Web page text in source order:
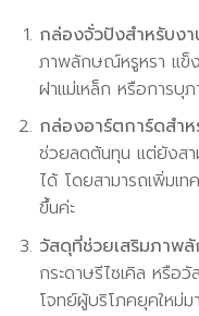
กล่องจั่วปังสำหรับง
ภาพลักษณ์หรูหรา แข็ง
ฝาแม่เหล็ก หรือการบุ
กล่องอาร์ตการ์ดสำ
ช่วยลดต้นทุน แต่ยังสา
ได้ โดยสามารถเพิ่มเ
ขึ้นค่ะ
วัสดุที่ช่วยเสริมภาพ
กระดาษรีไซเคิล หรือ
โจทย์ผู้บริโภคยุคใหม่ม